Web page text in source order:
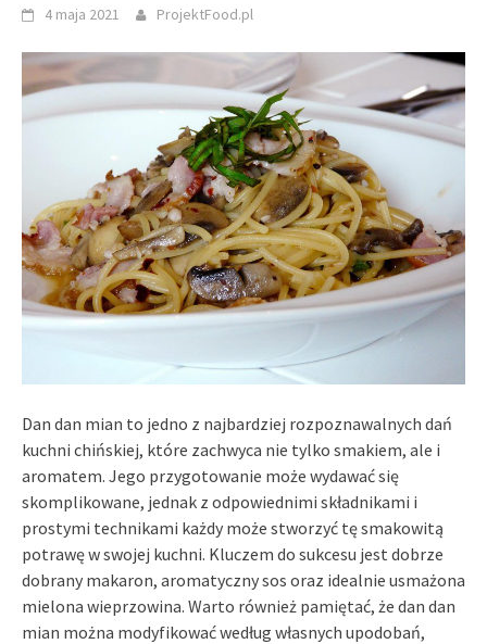
4 maja 2021 ProjektFood.pl
Dan dan mian to jedno z najbardziej rozpoznawalnych dań
kuchni chińskiej, które zachwyca nie tylko smakiem, ale i
aromatem. Jego przygotowanie może wydawać się
skomplikowane, jednak z odpowiednimi składnikami i
prostymi technikami każdy może stworzyć tę smakowitą
potrawę w swojej kuchni. Kluczem do sukcesu jest dobrze
dobrany makaron, aromatyczny sos oraz idealnie usmażona
mielona wieprzowina. Warto również pamiętać, że dan dan
mian można modyfikować według własnych upodobań,